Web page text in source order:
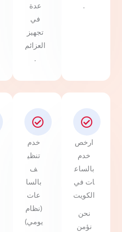
عدة
في
تجهيز
العزائم
.
.
خدم
تنظي
ف
بالسا
عات
(نظام
يومي)
ارخص
خدم
بالساع
ات في
الكويت
نحن
نؤمن